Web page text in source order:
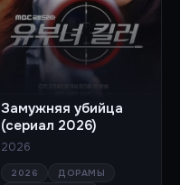
Замужняя убийца
(сериал 2026)
2026
2026
ДОРАМЫ